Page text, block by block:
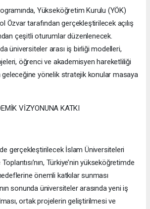
Yükseköğretim Kurulu (YÖK)
Özvar tarafından gerçekleştirilecek açılış
çeşitli oturumlar düzenlenecek.
üniversiteler arası iş birliği modelleri,
öğrenci ve akademisyen hareketliliği
yönelik stratejik konular masaya
VİZYONUNA KATKI
gerçekleştirilecek İslam Üniversiteleri
Türkiye’nin yükseköğretimde
önemli katkılar sunması
sonunda üniversiteler arasında yeni iş
ortak projelerin geliştirilmesi ve